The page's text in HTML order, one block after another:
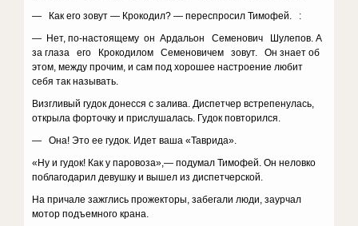
— Как его зовут — Крокодил? — переспросил Тимофей. :
— Нет, по-настоящему он Ардальон Семенович Шулепов. А
за глаза его Крокодилом Семеновичем зовут. Он знает об
этом, между прочим, и сам под хорошее настроение любит
себя так называть.
Визгливый гудок донесся с залива. Диспетчер встрепенулась,
открыла форточку и прислушалась. Гудок повторился.
— Она! Это ее гудок. Идет ваша «Таврида».
«Ну и гудок! Как у паровоза»,— подумал Тимофей. Он неловко
поблагодарил девушку и вышел из диспетчерской.
На причале зажглись прожекторы, забегали люди, заурчал
мотор подъемного крана.